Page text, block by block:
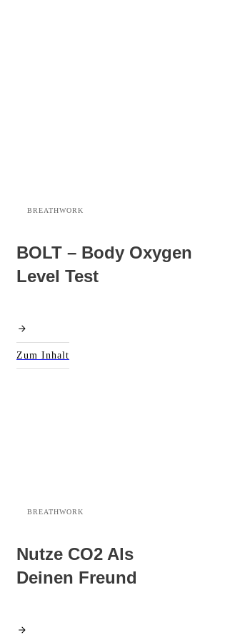
BREATHWORK
BOLT – Body Oxygen
Level Test
Zum Inhalt
BREATHWORK
Nutze CO2 Als
Deinen Freund